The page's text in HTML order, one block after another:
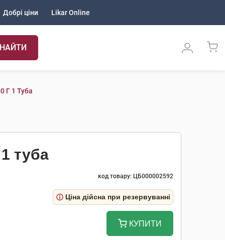
Добрі ціни Likar Online
Г 1 Туба
туба
код товару: ЦБ000002592
Ціна дійсна при резервуванні
КУПИТИ